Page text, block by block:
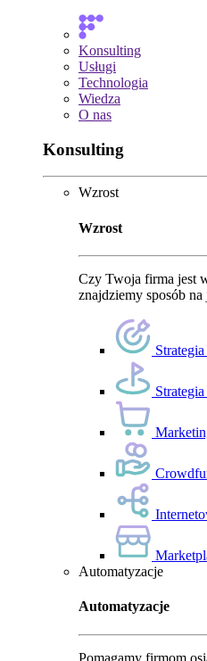
Konsulting
Usługi
Technologia
Wiedza
O nas
Konsulting
Wzrost
Wzrost
Czy Twoja firma jest
znajdziemy sposób
Automatyzacje
Automatyzacje
Pomagamy firmom